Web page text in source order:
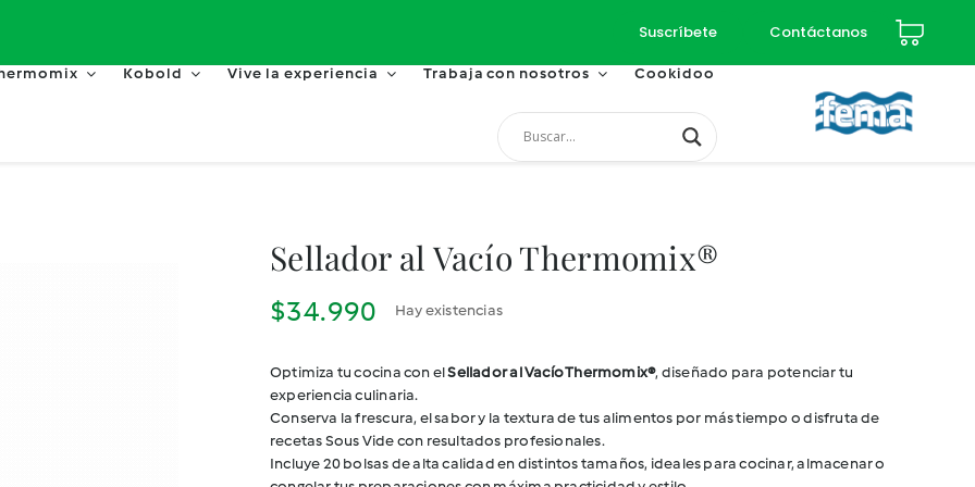
Suscríbete Contáctanos
Kobold Vive la experiencia Trabaja con nosotros Cookidoo
Sellador al Vacío Thermomix®
$34.990 Hay existencias
Optimiza tu cocina con elSellador al Vacío Thermomix®, diseñado para potenciar tu
experiencia culinaria.
Conserva la frescura, el sabor y la textura de tus alimentos por más tiempo o disfruta de
recetas Sous Vide con resultados profesionales.
Incluye 20 bolsas de alta calidad en distintos tamaños, ideales para cocinar, almacenar o